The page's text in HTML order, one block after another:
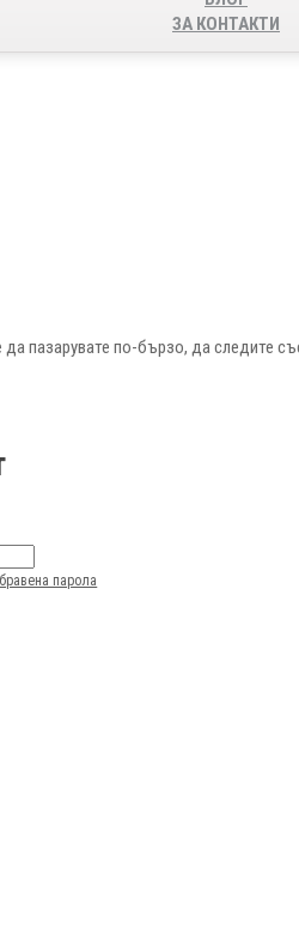
ЗА КОНТАКТИ
пазарувате по-бързо, да следите
парола